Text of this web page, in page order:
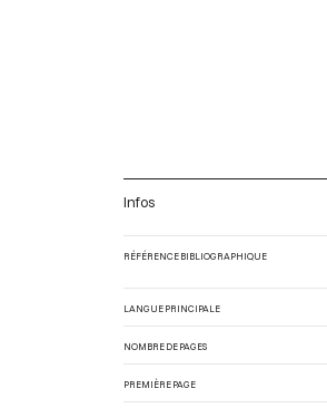
Infos
RÉFÉRENCE BIBLIOGRAPHIQUE
LANGUE PRINCIPALE
NOMBRE DE PAGES
PREMIÈRE PAGE